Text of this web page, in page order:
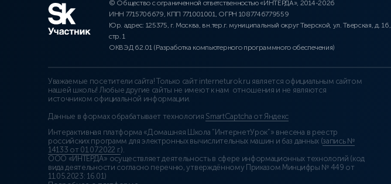
© Общество с ограниченной ответственностью «ИНТЕРДА», 2014-2026
ИНН 7715706679, КПП 771001001, ОГРН 1087746779559
Юр. адрес: 125375, г. Москва, вн.тер.г. муниципальный округ Тверской, ул. Тверская, д. 16,
стр. 1
ОКВЭД 62.01 (Разработка компьютерного программного обеспечения)
Уважаемые посетители сайта! Только сайт interneturok.ru является официальным сайтом
нашей школы! Любые другие сайты не имеют к нам отношения и не являются
источником официальной информации.
Данные в формах обрабатывает технология SmartCaptcha от Яндекс
Интерактивная платформа «Домашняя Школа “ИнтернетУрок”» внесена в реестр
российских программ для электронных вычислительных машин и баз данных (запись №
14133 от 01.07.2022 г.).
ООО «ИНТЕРДА» осуществляет деятельность в сфере информационных технологий (код
вида деятельности согласно перечню, утверждённому Приказом Минцифры № 449 от
11.05.2023: 16.01)